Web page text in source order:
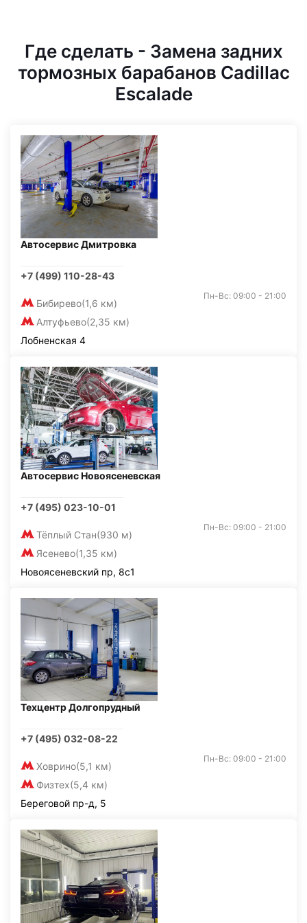
Где сделать - Замена задних
тормозных барабанов Cadillac
Escalade
Автосервис Дмитровка
+7 (499) 110-28-43
Бибирево(1,6 км)
Алтуфьево(2,35 км)
Пн-Вс: 09:00 - 21:00
Лобненская 4
Автосервис Новоясеневская
+7 (495) 023-10-01
Тёплый Стан(930 м)
Ясенево(1,35 км)
Пн-Вс: 09:00 - 21:00
Новоясеневский пр, 8с1
Техцентр Долгопрудный
+7 (495) 032-08-22
Ховрино(5,1 км)
Физтех(5,4 км)
Пн-Вс: 09:00 - 21:00
Береговой пр-д, 5